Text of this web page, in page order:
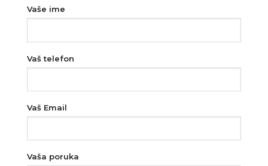
Vaše ime
Vaš telefon
Vaš Email
Vaša poruka